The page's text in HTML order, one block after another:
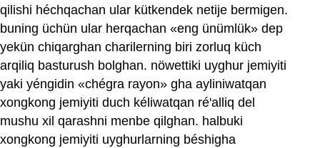
qilishi héchqachan ular kütkendek netije bermigen.
buning üchün ular herqachan «eng ünümlük» dep
yekün chiqarghan charilerning biri zorluq küch
arqiliq basturush bolghan. nöwettiki uyghur jemiyiti
yaki yéngidin «chégra rayon» gha ayliniwatqan
xongkong jemiyiti duch kéliwatqan ré'alliq del
mushu xil qarashni menbe qilghan. halbuki
xongkong jemiyiti uyghurlarning béshigha